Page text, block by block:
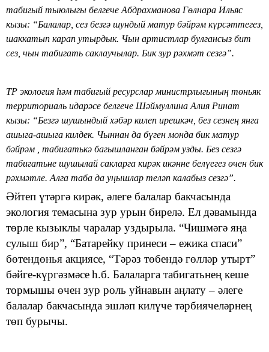
табигый тыюлыгы белгече Абдрахманова Гөлнара Ильяс
кызы: “Балалар, сез безгә шундый матур бәйрәм күрсәттегез,
шаккатып карап утырдык. Чын артистлар булгансыз бит
сез, чын табигать саклаучылар. Бик зур рәхмәт сезгә”.
ТР экология һәм табигый ресурслар министрлыгының төньяк
территориаль идарәсе белгече Шәймуллина Алия Ринат
кызы: “Безгә шушындый хәбәр килеп ирешкәч, без сезнең янга
ашыга-ашыга килдек. Чыннан да бүген монда бик матур
бәйрәм , табигатькә багышланган бәйрәм узды. Без сезгә
табигатьне шушылай сакларга кирәк икәнне белүегез өчен бик
рәхмәтле. Алга таба да уңышлар теләп калабыз сезгә”.
Әйтеп үтәргә кирәк, әлеге балалар бакчасында
экология темасына зур урын бирелә. Ел дәвамында
төрле кызыклы чаралар уздырыла. “Чишмәгә яңа
сулыш бир”, “Батарейку принеси – ежика спаси”
бөтендөнья акциясе, “Тәрәз төбендә гөлләр утырт”
бәйге-күргәзмәсеһ.б. Балаларга табигатьнең кеше
тормышы өчен зур роль уйнавын аңлату – әлеге
балалар бакчасында эшләп килүче тәрбиячеләрнең
төп бурычы.